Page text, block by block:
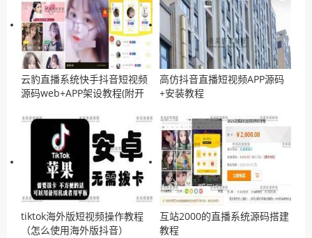
云豹直播系统快手抖音短视频
源码web+APP架设教程(附开
高仿抖音直播短视频APP源码
+安装教程
tiktok海外版短视频操作教程
（怎么使用海外版抖音）
互站2000的直播系统源码搭建
教程